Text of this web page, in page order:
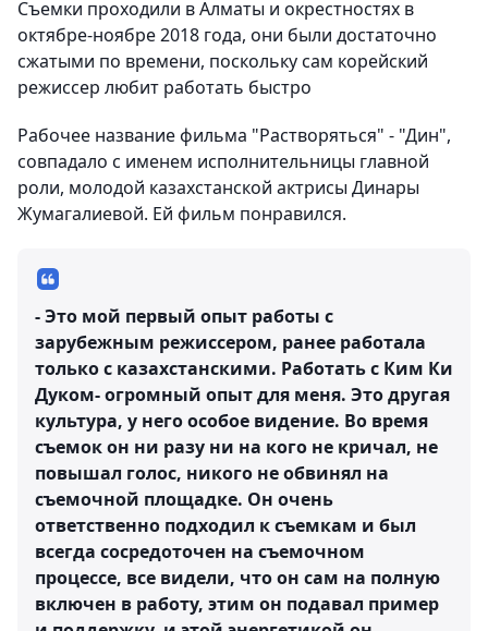
Съемки проходили в Алматы и окрестностях в
октябре-ноябре 2018 года, они были достаточно
сжатыми по времени, поскольку сам корейский
режиссер любит работать быстро
Рабочее название фильма "Растворяться" - "Дин",
совпадало с именем исполнительницы главной
роли, молодой казахстанской актрисы Динары
Жумагалиевой. Ей фильм понравился.
- Это мой первый опыт работы с
зарубежным режиссером, ранее работала
только с казахстанскими. Работать с Ким Ки
Дуком- огромный опыт для меня. Это другая
культура, у него особое видение. Во время
съемок он ни разу ни на кого не кричал, не
повышал голос, никого не обвинял на
съемочной площадке. Он очень
ответственно подходил к съемкам и был
всегда сосредоточен на съемочном
процессе, все видели, что он сам на полную
включен в работу, этим он подавал пример